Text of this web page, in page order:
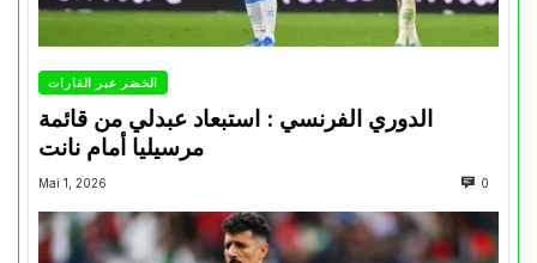
الخضر عبر القارات
الدوري الفرنسي : استبعاد عبدلي من قائمة
مرسيليا أمام نانت
Mai 1, 2026 0